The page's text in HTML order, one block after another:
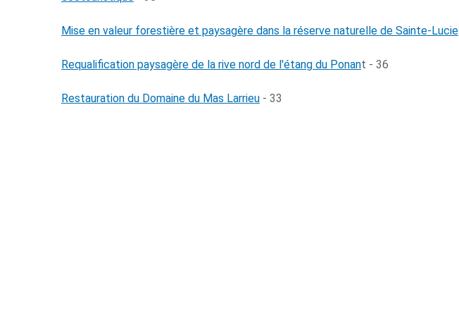
Mise en valeur forestière et paysagère dans la réserve naturelle de Sainte-Lucie
Requalification paysagère de la rive nord de l'étang du Ponant - 36
Restauration du Domaine du Mas Larrieu - 33